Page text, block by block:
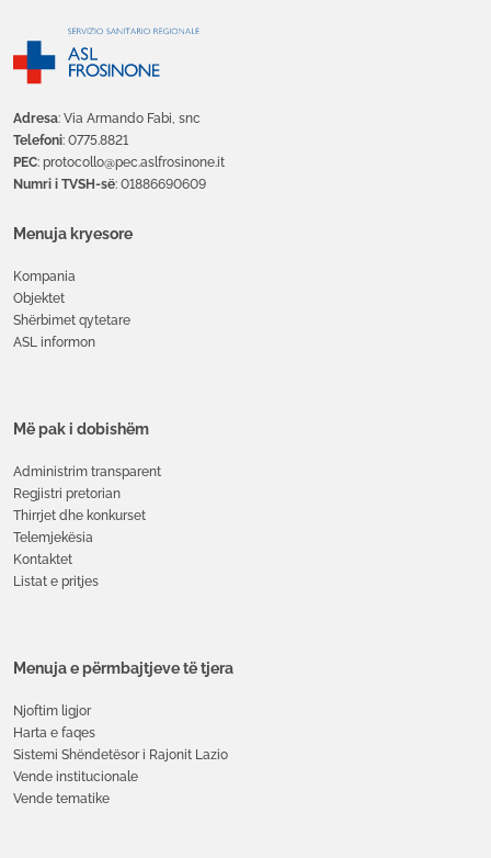
Adresa: Via Armando Fabi, snc
Telefoni: 0775.8821
PEC: protocollo@pec.aslfrosinone.it
Numri i TVSH-së: 01886690609
Menuja kryesore
Kompania
Objektet
Shërbimet qytetare
ASL informon
Më pak i dobishëm
Administrim transparent
Regjistri pretorian
Thirrjet dhe konkurset
Telemjekësia
Kontaktet
Listat e pritjes
Menuja e përmbajtjeve të tjera
Njoftim ligjor
Harta e faqes
Sistemi Shëndetësor i Rajonit Lazio
Vende institucionale
Vende tematike